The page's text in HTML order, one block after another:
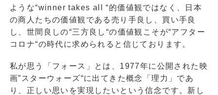
ような“winner takes all “的価値観ではなく、日本
の商人たちの価値観である売り手良し、買い手良
し、世間良しの“三方良し“の価値観こそが“アフター
コロナ“の時代に求められると信じております。
私が思う「フォース」とは、1977年に公開された映
画”スターウォーズ“に出てきた概念「理力」であ
り、正しい思いを実現したいという信念です。新し